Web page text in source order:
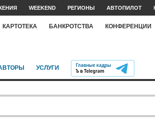
WEEKEND РЕГИОНЫ АВТОПИЛОТ
КАРТОТЕКА БАНКРОТСТВА КОНФЕРЕНЦИИ
УСЛУГИ